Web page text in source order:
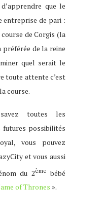
que le
entreprise de pari :
de Corgis (la
préférée de la reine
quel serait le
toute attente c’est
course.
toutes les
possibilités
vous pouvez
et vous aussi
du 2ème bébé
of Thrones ».